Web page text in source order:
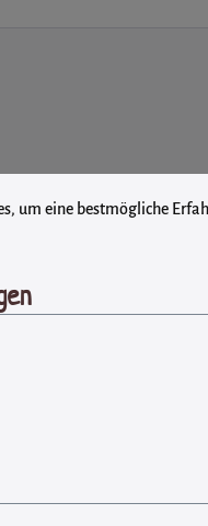
AGBgelesen und bin mit
eine bestmögliche
um eine bestmögliche